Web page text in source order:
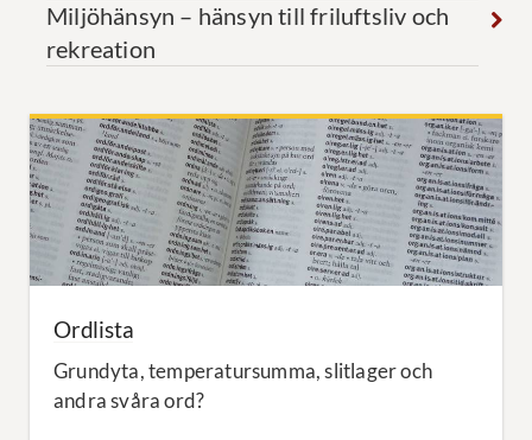
Miljöhänsyn – hänsyn till friluftsliv och
rekreation
Ordlista
Grundyta, temperatursumma, slitlager och
andra svåra ord?